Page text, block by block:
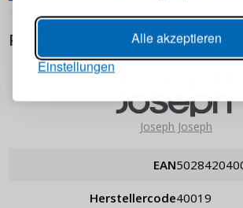
Alle akzeptieren
Einstellungen
PRODUKTDETAILS
Joseph Joseph
EAN
Herstellercode 40019
Passwort erinnern